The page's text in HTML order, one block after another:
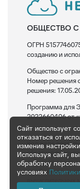
ОБЩЕСТВО С
ОГРН
созданию и
Общество с
Номер решения
решения:
Программа для
2022660496 от
Код вида
обратное
сопровождение, и
по обучению,
вычислительных
Сайт использует
отказаться от
изменив
Используя сайт,
обработку
условиях Политики